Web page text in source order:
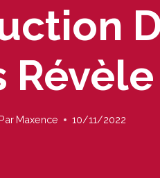
Par Maxence 10/11/2022